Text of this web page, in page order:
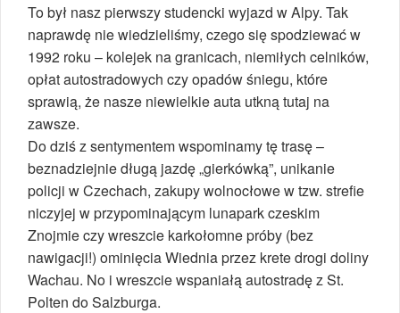
To był nasz pierwszy studencki wyjazd w Alpy. Tak
naprawdę nie wiedzieliśmy, czego się spodziewać w
1992 roku – kolejek na granicach, niemiłych celników,
opłat autostradowych czy opadów śniegu, które
sprawią, że nasze niewielkie auta utkną tutaj na
zawsze.
Do dziś z sentymentem wspominamy tę trasę –
beznadziejnie długą jazdę „gierkówką”, unikanie
policji w Czechach, zakupy wolnocłowe w tzw. strefie
niczyjej w przypominającym lunapark czeskim
Znojmie czy wreszcie karkołomne próby (bez
nawigacji!) ominięcia Wiednia przez krete drogi doliny
Wachau. No i wreszcie wspaniałą autostradę z St.
Polten do Salzburga.